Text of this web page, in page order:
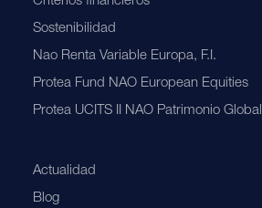
Sostenibilidad
Nao Renta Variable Europa, F.I.
Protea Fund NAO European Equities
Protea UCITS II NAO Patrimonio Global
Actualidad
Blog